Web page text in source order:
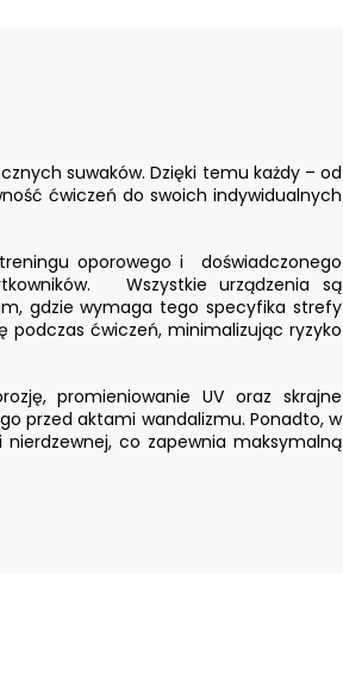
suwaków. Dzięki temu każdy – od
ćwiczeń do swoich indywidualnych
oporowego i doświadczonego
Wszystkie urządzenia są
gdzie wymaga tego specyfika strefy
podczas ćwiczeń, minimalizując ryzyko
promieniowanie UV oraz skrajne
przed aktami wandalizmu. Ponadto, w
co zapewnia maksymalną